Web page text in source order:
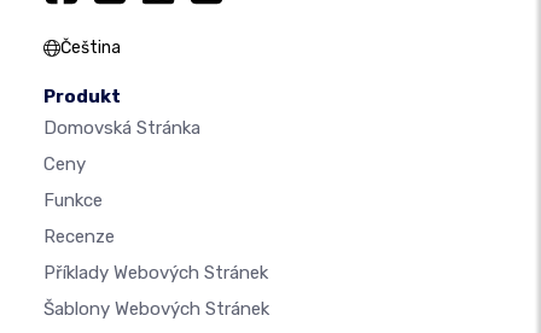
Čeština
Produkt
Domovská Stránka
Ceny
Funkce
Recenze
Příklady Webových Stránek
Šablony Webových Stránek